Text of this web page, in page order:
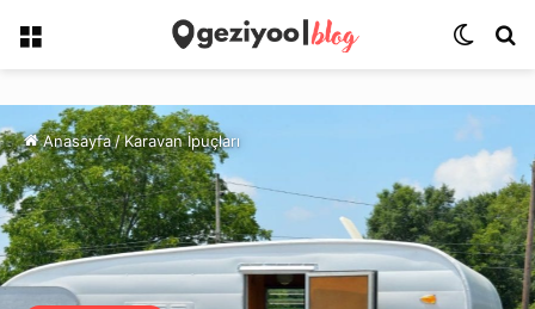
Menü Dış
Anasayfa/Karavan İpuçları